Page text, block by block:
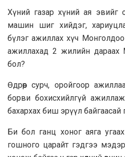
Хүний газар хүний ая эвийг
машин шиг хийдэг,
бүлэг ажиллах хүч
ажиллахад 2 жилийн дараах
бол?
Ѳдрѳѳр сурч, оройгоор
борви бохисхийлгүй
бахархах биш эрүүл байгаасай
Би бол ганц хоног аяга
гошного царайт гэдгээ